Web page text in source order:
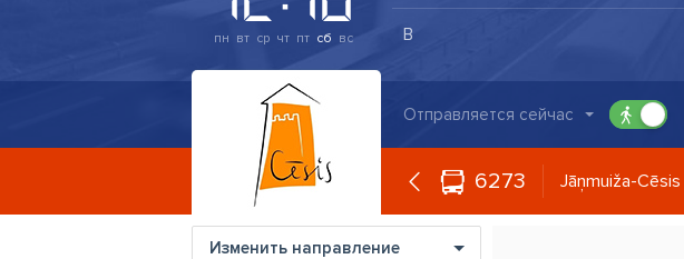
пн вт ср чт пт сб вс
Отправляется сейчас
6273 Jāņmuiža-Cēsis
Изменить направление